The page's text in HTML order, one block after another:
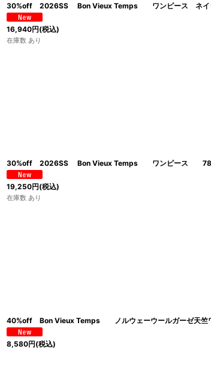
30%off 2026SS Bon Vieux Temps ワンピース ネイ
16,940円(税込)
在庫数 あり
30%off 2026SS Bon Vieux Temps ワンピース 78
19,250円(税込)
在庫数 あり
40%off Bon Vieux Temps ノルウェーウールガーゼ
8,580円(税込)